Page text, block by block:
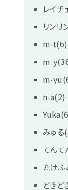
レイチ
リンリ
m-t(6)
m-
m-
n-a(2)
みゅる
てんて
たけ
どき